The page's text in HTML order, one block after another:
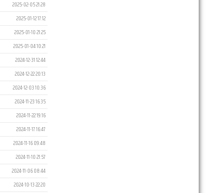
2025-02-05 21:28
2025-01-12 17:12
2025-01-10 21:25
2025-01-04 10:21
2024-12-31 12:44
2024-12-22 20:13
2024-12-03 10:36
2024-11-23 16:35
2024-11-22 19:16
2024-11-17 16:47
2024-11-16 09:48
2024-11-10 21:57
2024-11-06 08:44
2024-10-13 22:20